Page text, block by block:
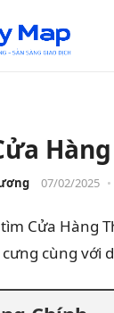
07/02/2025 •
Cửa Hàng
cùng với